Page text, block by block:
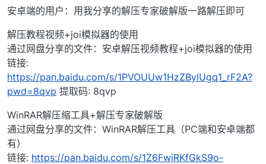
安卓端的用户：用我分享的解压专家破解版一路解压即可
解压教程视频+joi模拟器的使用
通过网盘分享的文件：安卓解压视频教程+joi模拟器的使用
链接:
https://pan.baidu.com/s/1PVOUUw1HzZBylUgq1_rF2A?
pwd=8qvp 提取码: 8qvp
WinRAR解压缩工具+解压专家破解版
通过网盘分享的文件：WinRAR解压工具（PC端和安卓端都
有）
链接: https://pan.baidu.com/s/1Z6FwiRKfGkS9o-